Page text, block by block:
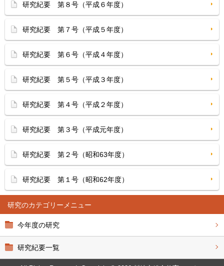
研究
今年度の研究
研究紀要一覧
研究紀要 第８号（平成６年度）
研究紀要 第７号（平成５年度）
研究紀要 第６号（平成４年度）
研究紀要 第５号（平成３年度）
研究紀要 第４号（平成２年度）
研究紀要 第３号（平成元年度）
研究紀要 第２号（昭和63年度）
研究紀要 第１号（昭和62年度）